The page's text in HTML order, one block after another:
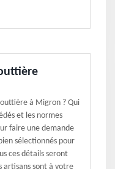
à Migron ? Qui
et les normes
faire une demande
sélectionnés pour
ces détails seront
artisans sont à votre